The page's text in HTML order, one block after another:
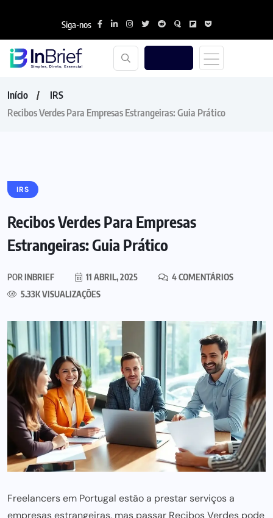
Siga-nos
Início
IRS
Recibos Verdes Para Empresas Estrangeiras: Guia Prático
IRS
Recibos Verdes Para Empresas
Estrangeiras: Guia Prático
PORINBRIEF 11 ABRIL, 2025
4 COMENTÁRIOS
5.33K VISUALIZAÇÕES
Freelancers em Portugal estão a prestar serviços a
empresas estrangeiras, mas passar Recibos Verdes pode